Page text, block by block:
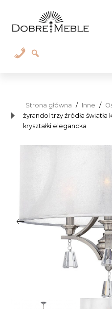
Strona główna / Inne /
żyrandol trzy źródła
kryształki elegancka